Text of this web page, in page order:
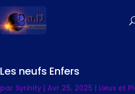
Les neufs Enfers
par Syrinity | Avr 25, 2025 | Lieux et